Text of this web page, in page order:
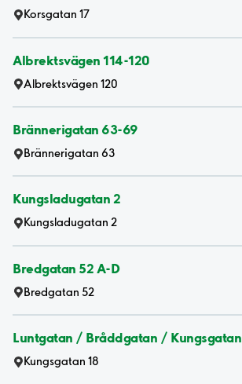
Korsgatan 17
Albrektsvägen 114-120
Albrektsvägen 120
Brännerigatan 63-69
Brännerigatan 63
Kungsladugatan 2
Kungsladugatan 2
Bredgatan 52 A-D
Bredgatan 52
Luntgatan / Bråddgatan / Kungsgatan
Kungsgatan 18